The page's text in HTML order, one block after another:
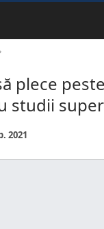
plece
studii
2021